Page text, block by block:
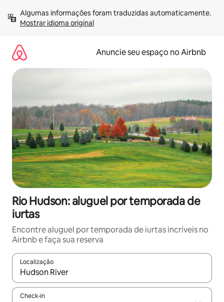
para
Mostrar idioma original
Anuncie seu espaço no Airbnb
Rio Hudson: aluguel por temporada de
iurtas
Encontre aluguel por temporada de iurtas incríveis no
Airbnb e faça sua reserva
Localização
Quando os resultados estiverem disponíveis, explore-os
Check-in